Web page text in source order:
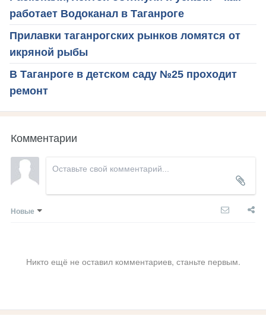
работает Водоканал в Таганроге
Прилавки таганрогских рынков ломятся от
икряной рыбы
В Таганроге в детском саду №25 проходит
ремонт
Комментарии
Новые
Никто ещё не оставил комментариев, станьте первым.